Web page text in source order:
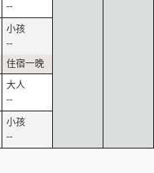
--
--
--
--